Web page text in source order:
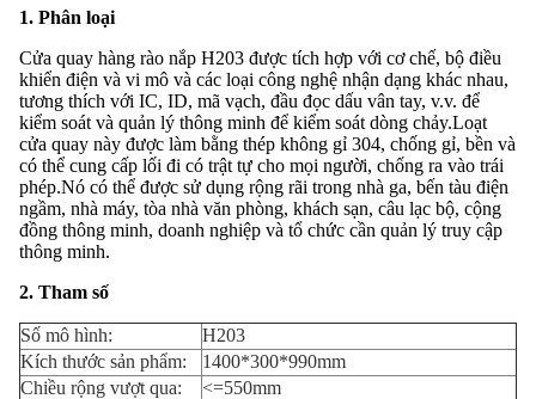
1. Phân loại
Cửa quay hàng rào nắp H203 được tích hợp với cơ chế, bộ điều
khiển điện và vi mô và các loại công nghệ nhận dạng khác nhau,
tương thích với IC, ID, mã vạch, đầu đọc dấu vân tay, v.v. để
kiểm soát và quản lý thông minh để kiểm soát dòng chảy.Loạt
cửa quay này được làm bằng thép không gỉ 304, chống gỉ, bền và
có thể cung cấp lối đi có trật tự cho mọi người, chống ra vào trái
phép.Nó có thể được sử dụng rộng rãi trong nhà ga, bến tàu điện
ngầm, nhà máy, tòa nhà văn phòng, khách sạn, câu lạc bộ, cộng
đồng thông minh, doanh nghiệp và tổ chức cần quản lý truy cập
thông minh.
2. Tham số
Số mô hình:
H203
Kích thước sản phẩm:
1400*300*990mm
Chiều rộng vượt qua:
<=550mm